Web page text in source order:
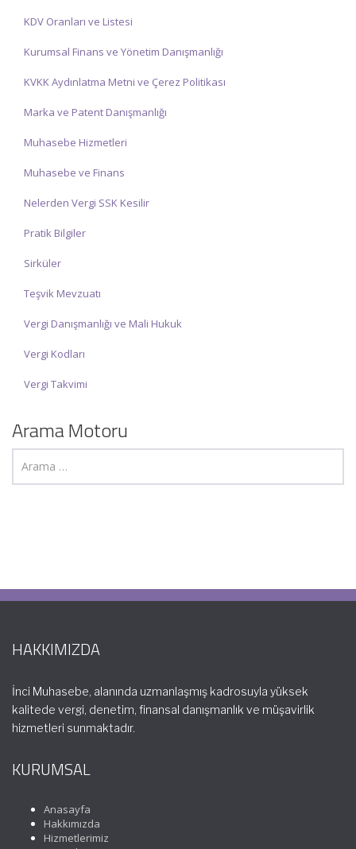
KDV Oranları ve Listesi
Kurumsal Finans ve Yönetim Danışmanlığı
KVKK Aydınlatma Metni ve Çerez Politikası
Marka ve Patent Danışmanlığı
Muhasebe Hizmetleri
Muhasebe ve Finans
Nelerden Vergi SSK Kesilir
Pratik Bilgiler
Sirküler
Teşvik Mevzuatı
Vergi Danışmanlığı ve Mali Hukuk
Vergi Kodları
Vergi Takvimi
Arama Motoru
HAKKIMIZDA
İnci Muhasebe, alanında uzmanlaşmış kadrosuyla yüksek
kalitede vergi, denetim, finansal danışmanlık ve müşavirlik
hizmetleri sunmaktadır.
KURUMSAL
Anasayfa
Hakkımızda
Hizmetlerimiz